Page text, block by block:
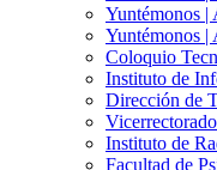
Yuntémonos
Yuntémonos |
Coloquio
Instituto de
Dirección de
Instituto de
Facultad de